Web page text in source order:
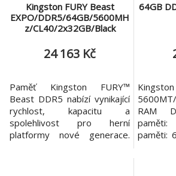
Kingston FURY Beast
EXPO/DDR5/64GB/5600MH
z/CL40/2x32GB/Black
24 163 Kč
Paměť Kingston FURY™
Beast DDR5 nabízí vynikající
rychlost, kapacitu a
spolehlivost pro herní
platformy nové generace.
64GB
RAM
paměti: